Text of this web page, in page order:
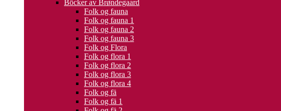
Böcker av Brøndegaard
Folk og fauna
Folk og fauna 1
Folk og fauna 2
Folk og fauna 3
Folk og Flora
Folk og flora 1
Folk og flora 2
Folk og flora 3
Folk og flora 4
Folk og fä
Folk og fä 1